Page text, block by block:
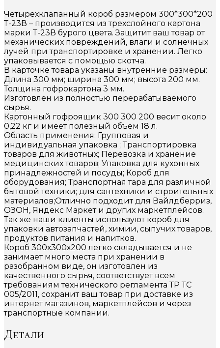
Четырехклапанный короб размером 300*300*200
Т-23В – производится из трехслойного картона
марки Т-23В бурого цвета. Защитит ваш товар от
механических повреждений, влаги и солнечных
лучей при транспортировке и хранении. Легко
упаковывается с помощью скотча.
В карточке товара указаны внутренние размеры:
Длина 300 мм; ширина 300 мм; высота 200 мм.
Толщина гофрокартона 3 мм.
Изготовлен из полностью перерабатываемого
сырья.
Картонный гофроящик 300 300 200 весит около
0,22 кг и имеет полезный объем 18 л.
Область применения: Групповая и
индивидуальная упаковка ; Транспортировка
товаров для животных; Перевозка и хранение
медицинских товаров; Упаковка для кухонных
принадлежностей и посуды; Короб для
оборудования; Транспортная тара для различной
бытовой техники; для сантехники и строительных
материалов;Отлично подходит для Вайлдберриз,
ОЗОН, Яндекс Маркет и других маркетплейсов.
Так же наши клиенты используют короб для
упаковки автозапчастей, химии, сыпучих товаров,
продуктов питания и напитков.
Короб 300х300х200 легко складывается и не
занимает много места при хранении в
разобранном виде, он изготовлен из
качественного сырья, соответствует всем
требованиям технического регламента ТР ТС
005/2011, сохранит ваш товар при доставке из
интернет магазинов, маркетплейсов и через
транспортные компании.
Детали